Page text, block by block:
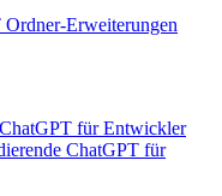
Ordner-Erweiterungen
ChatGPT für Entwickler
ChatGPT für